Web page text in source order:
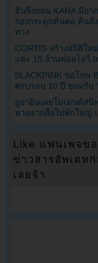
ฮันซึงยอน KARA มีอ
รองกระดูกต้นคอ ต้นสั
ห่วง
CORTIS สร้างสถิติใ
แตะ 15 ล้านฟอลโลว์
BLACKPINK ขอโทษ
ครบรอบ 10 ปี ยอมรับ
ยูอาอินเผยโมเมนต์ส
หายจากสื่อไปพักใหญ่
Like แฟนเพจข
ข่าวสารอัพเดท
เลยจ้า